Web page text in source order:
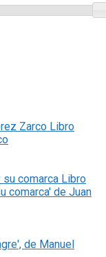
Libro
Libro
comarca' de Juan